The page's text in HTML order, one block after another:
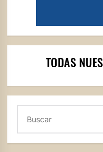
TODAS